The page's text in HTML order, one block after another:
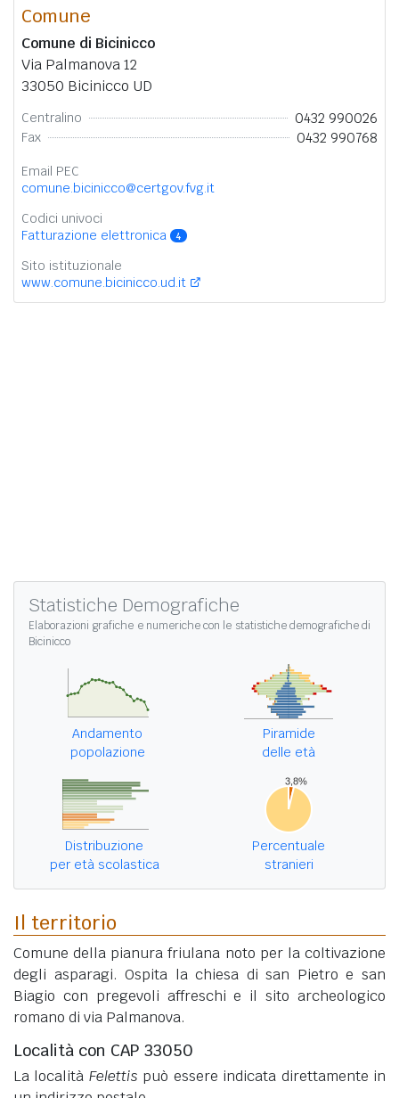
Comune
Comune di Bicinicco
Via Palmanova 12
33050 Bicinicco UD
Centralino 0432 990026
Fax 0432 990768
Email PEC
comune.bicinicco@certgov.fvg.it
Codici univoci
Fatturazione elettronica
4
Sito istituzionale
www.comune.bicinicco.ud.it
Statistiche Demografiche
Elaborazioni grafiche e numeriche con le statistiche demografiche di
Bicinicco
Andamento
popolazione
Piramide
delle età
Distribuzione
per età scolastica
Percentuale
stranieri
Il territorio
Comune della pianura friulana noto per la coltivazione
degli asparagi. Ospita la chiesa di san Pietro e san
Biagio con pregevoli affreschi e il sito archeologico
romano di via Palmanova.
Località con CAP 33050
La località Felettis può essere indicata direttamente in